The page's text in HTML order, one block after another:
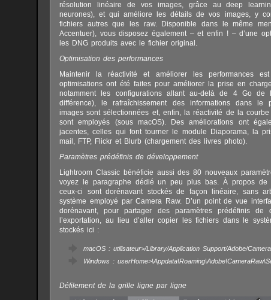
résolution linéaire de vos images, grâce au deep
neurones), et qui améliore les détails de vos images, y
fichiers autres que les raw. Disponible dans le même
Accentuer), vous disposez également – et enfin ! – d’une
les DNG produits avec le fichier original.
Optimisation des performances
Maintenir la réactivité et améliorer les performances
optimisations ont été faites pour améliorer la prise en
notamment les configurations allant au-delà de 4 Go
différence), le rafraîchissement des informations dans le
images sont sélectionnées et, enfin, la réactivité de la
sont employés (sous macOS). Des améliorations ont
jacentes, celles qui font tourner le module Diaporama, la
mail, FTP, Flickr et Blurb (chargement des livres photo).
Paramètres prédéfinis de développement
Lightroom Classic bénéficie aussi des 80 nouveaux
voyez le paragraphe dédié un peu plus bas. À propos de
ceux-ci sont dorénavant stockés de façon linéaire, sans
système employé par Camera Raw. D’un point de vue
dorénavant, pour partager des paramètres prédéfinis de
l’exportation, au lieu d’aller copier les fichiers dans le
stockés ici :
macOS : utilisateur>/Library/Application Support/Adobe/
Windows :
Défilement de la grille ligne par ligne